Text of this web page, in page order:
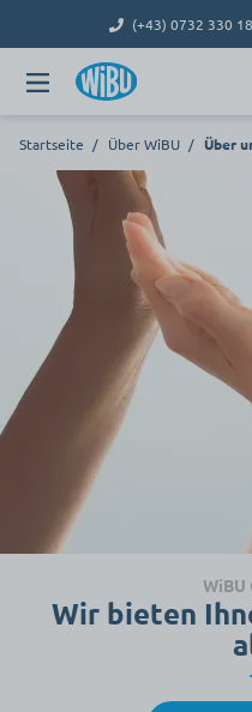
(+43) 0732 330
Startseite / Über WiBU / Über
WiBU
Wir bieten